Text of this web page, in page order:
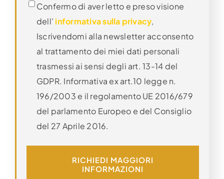
Confermo di aver letto e preso visione
dell’ informativa sulla privacy,
Iscrivendomi alla newsletter acconsento
al trattamento dei miei dati personali
trasmessi ai sensi degli art. 13-14 del
GDPR. Informativa ex art.10 legge n.
196/2003 e il regolamento UE 2016/679
del parlamento Europeo e del Consiglio
del 27 Aprile 2016.
RICHIEDI MAGGIORI
INFORMAZIONI